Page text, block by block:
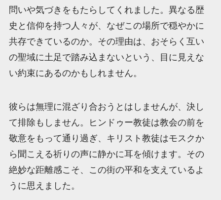
問いや気づきをもたらしてくれました。異なる歴
史と信仰を持つ人々が、なぜこの場所で穏やかに
共存できているのか。その理由は、おそらく互い
の聖域に土足で踏み込まないという、目に見えな
い約束にあるのかもしれません。
彼らは無理に混ざり合おうとはしませんが、決し
て排除もしません。ヒンドゥー教徒は教会の前を
敬意をもって通り過ぎ、キリスト教徒はモスクか
ら聞こえる祈りの声に静かに耳を傾けます。その
絶妙な距離感こそ、この街の平和を支えているよ
うに思えました。